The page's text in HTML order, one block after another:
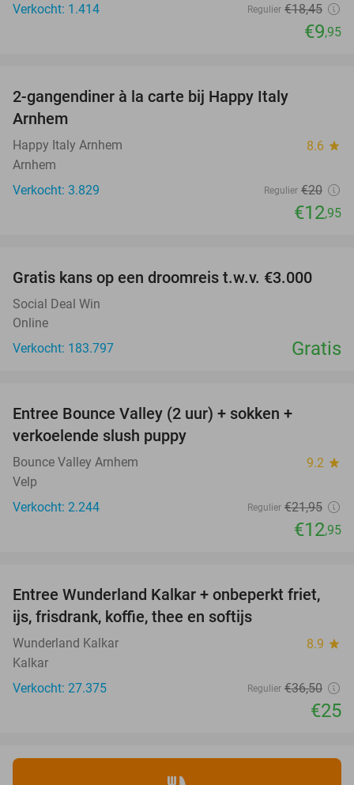
Verkocht: 1.414
Regulier €18,45
€9,95
2-gangendiner à la carte bij Happy Italy
Arnhem
Happy Italy Arnhem 8.6 star
Arnhem
Verkocht: 3.829
Regulier €20
€12,95
Gratis kans op een droomreis t.w.v. €3.000
Social Deal Win
Online
Verkocht: 183.797
Gratis
Entree Bounce Valley (2 uur) + sokken +
verkoelende slush puppy
Bounce Valley Arnhem 9.2 star
Velp
Verkocht: 2.244
Regulier €21,95
€12,95
32%
Entree Wunderland Kalkar + onbeperkt friet,
ijs, frisdrank, koffie, thee en softijs
Wunderland Kalkar 8.9 star
Kalkar
Verkocht: 27.375
Regulier €36,50
€25